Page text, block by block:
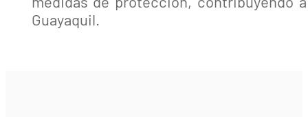
Guayaquil.